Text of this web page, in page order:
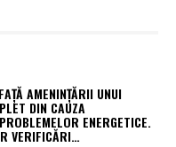
AMENINȚĂRII UNUI
DIN CAUZA
ENERGETICE.
VERIFICĂRI…